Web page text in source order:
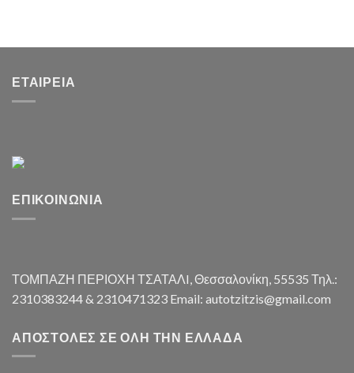
ΕΤΑΙΡΕΊΑ
ΕΠΙΚΟΙΝΩΝΊΑ
ΤΟΜΠΑΖΗ ΠΕΡΙΟΧΗ ΤΣΑΤΑΛI, Θεσσαλονίκη, 55535 Τηλ.:
2310383244 & 2310471323 Email: autotzitzis@gmail.com
ΑΠΟΣΤΟΛΈΣ ΣΕ ΌΛΗ ΤΗΝ ΕΛΛΆΔΑ